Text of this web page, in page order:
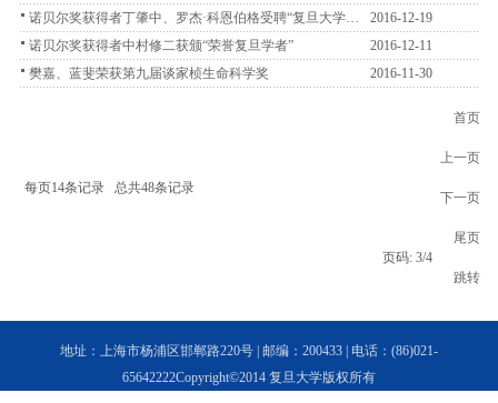
诺贝尔奖获得者丁肇中、罗杰·科恩伯格受聘“复旦大学荣
誉教授”
2016-12-19
诺贝尔奖获得者中村修二获颁“荣誉复旦学者”
2016-12-11
樊嘉、蓝斐荣获第九届谈家桢生命科学奖
2016-11-30
每页14条记录 总共48条记录
首页
上一页
下一页
尾页
页码: 3/4
跳转
地址：上海市杨浦区邯郸路220号 | 邮编：200433 | 电话：(86)021-
65642222Copyright©2014 复旦大学版权所有